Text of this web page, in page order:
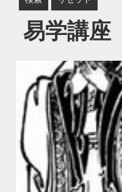
学・四
学を合
易学講座